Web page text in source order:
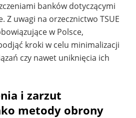
banków dotyczącymi
Z uwagi na orzecznictwo TSUE
w Polsce,
kroki w celu minimalizacji
czy nawet uniknięcia ich
i zarzut
metody obrony